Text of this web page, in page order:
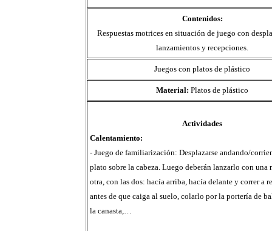
Contenidos:
Respuestas motrices en situación de juego con
lanzamientos y recepciones.
Juegos con platos de plástico
Material: Platos de plástico
Actividades
Calentamiento:
- Juego de familiarización: Desplazarse andando/
plato sobre la cabeza. Luego deberán lanzarlo con una
otra, con las dos: hacía arriba, hacía delante y correr a
antes de que caiga al suelo, colarlo por la portería de
la canasta,…